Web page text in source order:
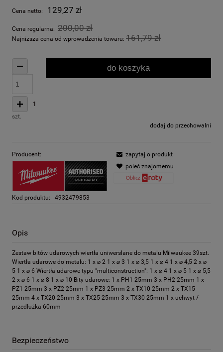
Cena netto: 129,27 zł
Cena regularna: 200,00 zł
Najniższa cena od wprowadzenia towaru: 161,79 zł
−
+
1
szt.
do koszyka
dodaj do przechowalni
Producent:
Kod produktu: 4932479853
zapytaj o produkt
poleć znajomemu
Opis
Zestaw bitów udarowych wiertła uniwerslane do metalu Milwaukee 39szt.
Wiertła udarowe do metalu: 1 x ⌀ 2 1 x ⌀ 3 1 x ⌀ 3,5 1 x ⌀ 4 1 x ⌀ 4,5 2 x ⌀
5 1 x ⌀ 6 Wiertła udarowe typu "multiconstruction": 1 x ⌀ 4 1 x ⌀ 5 1 x ⌀ 5,5
2 x ⌀ 6 1 x ⌀ 8 1 x ⌀ 10 Bity udarowe: 1 x PH1 25mm 3 x PH2 25mm 1 x
PZ1 25mm 3 x PZ2 25mm 1 x PZ3 25mm 2 x TX10 25mm 2 x TX15
25mm 4 x TX20 25mm 3 x TX25 25mm 3 x TX30 25mm 1 x uchwyt /
przedłużka 60mm
Bezpieczeństwo